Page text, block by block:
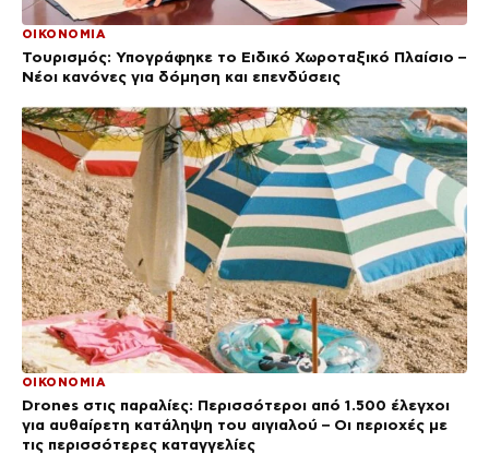
ΟΙΚΟΝΟΜΙΑ
Τουρισμός: Υπογράφηκε το Ειδικό Χωροταξικό Πλαίσιο –
Νέοι κανόνες για δόμηση και επενδύσεις
ΟΙΚΟΝΟΜΙΑ
Drones στις παραλίες: Περισσότεροι από 1.500 έλεγχοι
για αυθαίρετη κατάληψη του αιγιαλού – Οι περιοχές με
τις περισσότερες καταγγελίες